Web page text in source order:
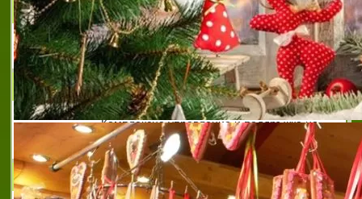
ФЮЧЪР ПРОПЪРТИС МЕНИДЖМЪНТ
Управление на недвижими имоти
ЯЗОВ-Т ООД
Комплексно управление и поддръжка на
сгради
АГЕНЦИЯ ИСБ ИМОТИ